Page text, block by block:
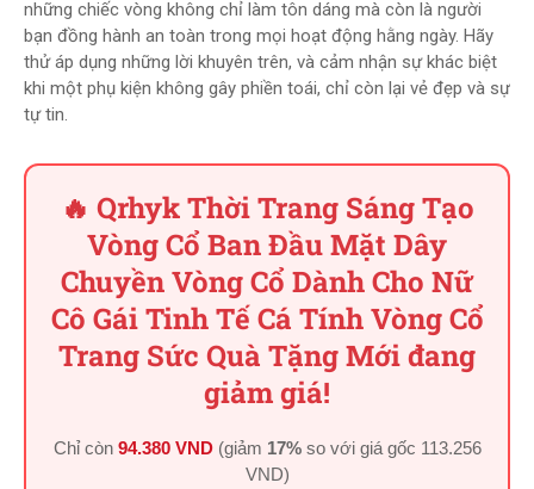
những chiếc vòng không chỉ làm tôn dáng mà còn là người
bạn đồng hành an toàn trong mọi hoạt động hằng ngày. Hãy
thử áp dụng những lời khuyên trên, và cảm nhận sự khác biệt
khi một phụ kiện không gây phiền toái, chỉ còn lại vẻ đẹp và sự
tự tin.
🔥 Qrhyk Thời Trang Sáng Tạo
Vòng Cổ Ban Đầu Mặt Dây
Chuyền Vòng Cổ Dành Cho Nữ
Cô Gái Tinh Tế Cá Tính Vòng Cổ
Trang Sức Quà Tặng Mới đang
giảm giá!
Chỉ còn 94.380 VND(giảm 17%so với giá gốc 113.256
VND)